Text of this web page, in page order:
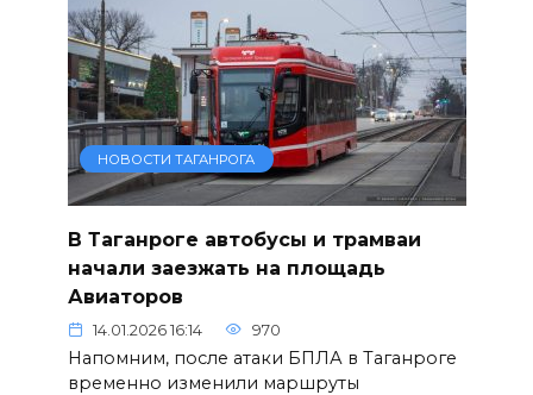
НОВОСТИ ТАГАНРОГА
В Таганроге автобусы и трамваи
начали заезжать на площадь
Авиаторов
14.01.2026 16:14 970
Напомним, после атаки БПЛА в Таганроге
временно изменили маршруты